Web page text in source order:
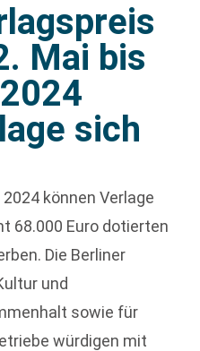
Mai bis
sich
können Verlage
68.000 Euro dotierten
Die Berliner
und
sowie für
würdigen mit